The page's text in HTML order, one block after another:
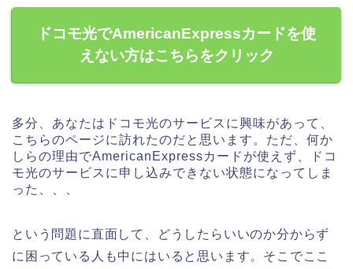
ドコモ光でAmericanExpressカードを使
えない方はこちらをクリック
多分、あなたはドコモ光のサービスに興味があって、
こちらのページに訪れたのだと思います。ただ、何か
しらの理由でAmericanExpressカードが使えず、ドコ
モ光のサービスに申し込みできない状態になってしま
った、、、
という問題に直面して、どうしたらいいのか分からず
に困っている人も中にはいると思います。そこでここ